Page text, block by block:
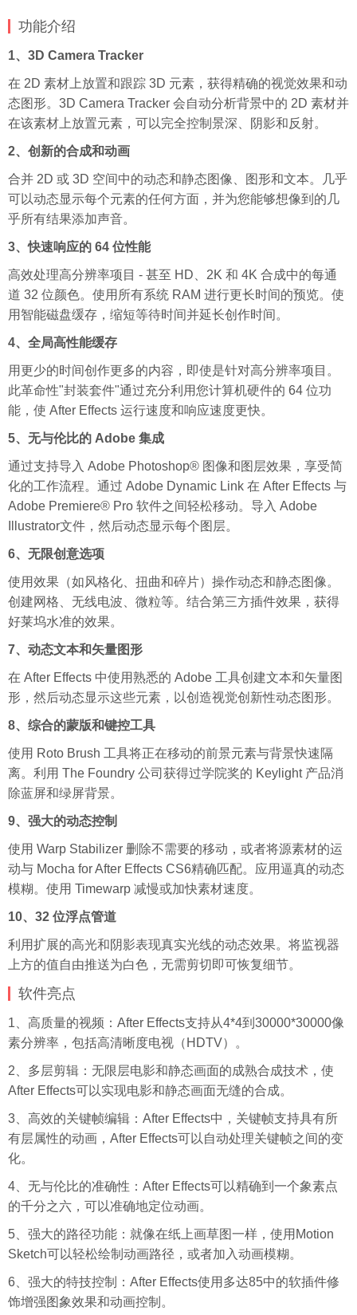
功能介绍
1、3D Camera Tracker
在 2D 素材上放置和跟踪 3D 元素，获得精确的视觉效果和动
态图形。3D Camera Tracker 会自动分析背景中的 2D 素材并
在该素材上放置元素，可以完全控制景深、阴影和反射。
2、创新的合成和动画
合并 2D 或 3D 空间中的动态和静态图像、图形和文本。几乎
可以动态显示每个元素的任何方面，并为您能够想像到的几
乎所有结果添加声音。
3、快速响应的 64 位性能
高效处理高分辨率项目 - 甚至 HD、2K 和 4K 合成中的每通
道 32 位颜色。使用所有系统 RAM 进行更长时间的预览。使
用智能磁盘缓存，缩短等待时间并延长创作时间。
4、全局高性能缓存
用更少的时间创作更多的内容，即使是针对高分辨率项目。
此革命性"封装套件"通过充分利用您计算机硬件的 64 位功
能，使 After Effects 运行速度和响应速度更快。
5、无与伦比的 Adobe 集成
通过支持导入 Adobe Photoshop® 图像和图层效果，享受简
化的工作流程。通过 Adobe Dynamic Link 在 After Effects 与
Adobe Premiere® Pro 软件之间轻松移动。导入 Adobe
Illustrator文件，然后动态显示每个图层。
6、无限创意选项
使用效果（如风格化、扭曲和碎片）操作动态和静态图像。
创建网格、无线电波、微粒等。结合第三方插件效果，获得
好莱坞水准的效果。
7、动态文本和矢量图形
在 After Effects 中使用熟悉的 Adobe 工具创建文本和矢量图
形，然后动态显示这些元素，以创造视觉创新性动态图形。
8、综合的蒙版和键控工具
使用 Roto Brush 工具将正在移动的前景元素与背景快速隔
离。利用 The Foundry 公司获得过学院奖的 Keylight 产品消
除蓝屏和绿屏背景。
9、强大的动态控制
使用 Warp Stabilizer 删除不需要的移动，或者将源素材的运
动与 Mocha for After Effects CS6精确匹配。应用逼真的动态
模糊。使用 Timewarp 减慢或加快素材速度。
10、32 位浮点管道
利用扩展的高光和阴影表现真实光线的动态效果。将监视器
上方的值自由推送为白色，无需剪切即可恢复细节。
软件亮点
1、高质量的视频：After Effects支持从4*4到30000*30000像
素分辨率，包括高清晰度电视（HDTV）。
2、多层剪辑：无限层电影和静态画面的成熟合成技术，使
After Effects可以实现电影和静态画面无缝的合成。
3、高效的关键帧编辑：After Effects中，关键帧支持具有所
有层属性的动画，After Effects可以自动处理关键帧之间的变
化。
4、无与伦比的准确性：After Effects可以精确到一个象素点
的千分之六，可以准确地定位动画。
5、强大的路径功能：就像在纸上画草图一样，使用Motion
Sketch可以轻松绘制动画路径，或者加入动画模糊。
6、强大的特技控制：After Effects使用多达85中的软插件修
饰增强图象效果和动画控制。